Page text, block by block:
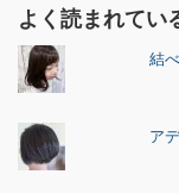
よく読まれてい
結
ア